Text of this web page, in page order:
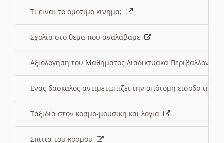
Τι ειναι το ομοτιμο κινημα;
Σχολια στο θεμα που αναλάβαμε
Αξιολογηση του Μαθηματος Διαδικτυακα
Ενας δασκαλος αντιμετωπιζει την απότομη εισοδο της
Ταξιδια στον κοσμο-μουσικη και λογια
Σπιτια του κοσμου